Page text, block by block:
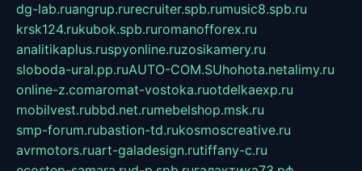
dg-lab.ruangrup.rurecruiter.spb.rumusic8.spb.ru
krsk124.rukubok.spb.ruromanofforex.ru
analitikaplus.ruspyonline.ruzosikamery.ru
sloboda-ural.pp.ruAUTO-COM.SUhohota.netalimy.ru
online-z.comaromat-vostoka.ruotdelkaexp.ru
mobilvest.rubbd.net.rumebelshop.msk.ru
smp-forum.rubastion-td.rukosmoscreative.ru
avrmotors.ruart-galadesign.rutiffany-c.ru